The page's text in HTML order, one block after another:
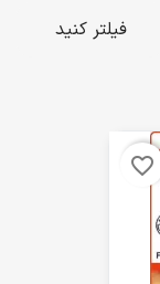
فیلتر کنید
favorite_border